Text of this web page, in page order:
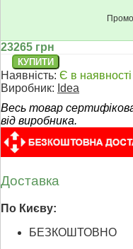
23265 грн
Наявність: Є в наявності
Виробник: Idea
Весь товар
від виробника.
Доставка
По Києву:
БЕЗКОШТОВНО